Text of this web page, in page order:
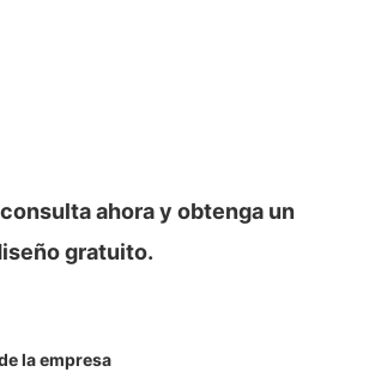
ahora y obtenga un
gratuito.
la empresa